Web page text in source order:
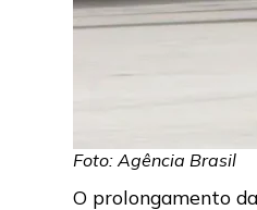
Foto: Agência Brasil
O prolongamento